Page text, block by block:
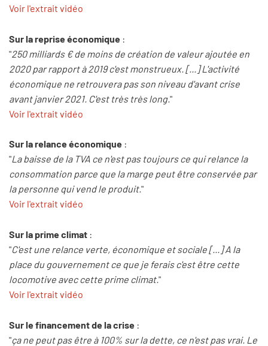
Voir l'extrait vidéo
Sur la reprise économique :
"250 milliards € de moins de création de valeur ajoutée en
2020 par rapport à 2019 c'est monstrueux. [...] L'activité
économique ne retrouvera pas son niveau d'avant crise
avant janvier 2021. C'est très très long."
Voir l'extrait vidéo
Sur la relance économique :
"La baisse de la TVA ce n'est pas toujours ce qui relance la
consommation parce que la marge peut être conservée par
la personne qui vend le produit."
Voir l'extrait vidéo
Sur la prime climat :
"C'est une relance verte, économique et sociale [...] A la
place du gouvernement ce que je ferais c'est être cette
locomotive avec cette prime climat."
Voir l'extrait vidéo
Sur le financement de la crise :
"ça ne peut pas être à 100% sur la dette, ce n'est pas vrai. Le